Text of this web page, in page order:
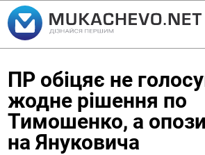
ПР обіцяє не
жодне рішення по
Тимошенко, а
на Януковича